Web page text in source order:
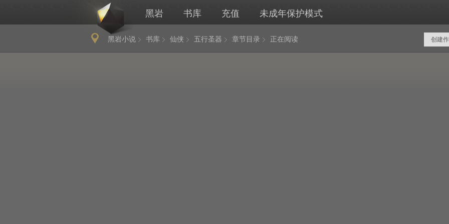
黑岩 书库 充值 未成年保护模式
黑岩小说 书库 仙侠 五行圣器 章节目录 正在阅读 创建